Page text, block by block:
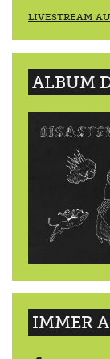
LIVESTREAM
ALBUM
IMMER